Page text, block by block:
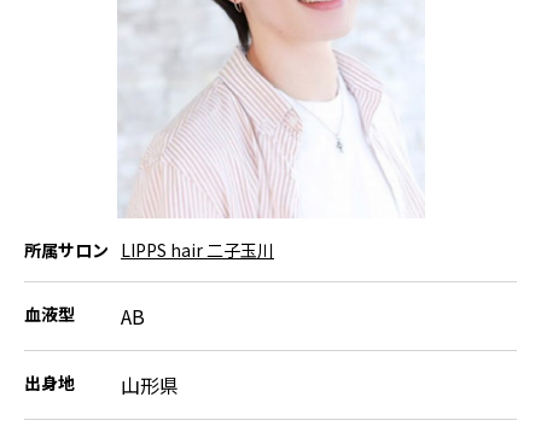
所属サロン LIPPS hair 二子玉川
血液型 AB
出身地 山形県